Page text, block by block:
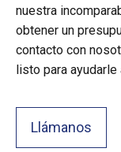
nuestra
obtener un
contacto con
listo para
Llámanos